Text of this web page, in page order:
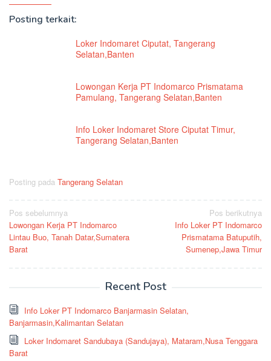
Posting terkait:
Loker Indomaret Ciputat, Tangerang
Selatan,Banten
Lowongan Kerja PT Indomarco Prismatama
Pamulang, Tangerang Selatan,Banten
Info Loker Indomaret Store Ciputat Timur,
Tangerang Selatan,Banten
Posting pada Tangerang Selatan
Navigasi
pos
Pos sebelumnya
Lowongan Kerja PT Indomarco
Lintau Buo, Tanah Datar,Sumatera
Barat
Pos berikutnya
Info Loker PT Indomarco
Prismatama Batuputih,
Sumenep,Jawa Timur
Recent Post
Info Loker PT Indomarco Banjarmasin Selatan,
Banjarmasin,Kalimantan Selatan
Loker Indomaret Sandubaya (Sandujaya), Mataram,Nusa Tenggara
Barat